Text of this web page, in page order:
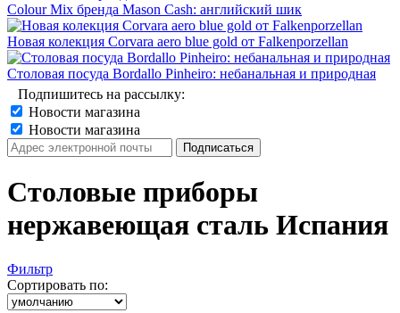
Colour Mix бренда Mason Cash: английский шик
Новая колекция Corvara aero blue gold от Falkenporzellan
Столовая посуда Bordallo Pinheiro: небанальная и природная
Подпишитесь на рассылку:
Новости магазина
Новости магазина
Столовые приборы
нержавеющая сталь Испания
Фильтр
Сортировать по: